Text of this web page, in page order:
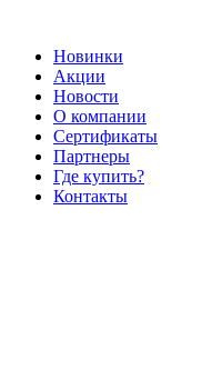
Новинки
Акции
Новости
О компании
Сертификаты
Партнеры
Где купить?
Контакты